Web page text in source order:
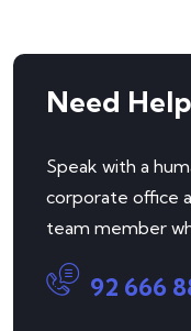
Need
Speak with a
corporate office
team member
92 666